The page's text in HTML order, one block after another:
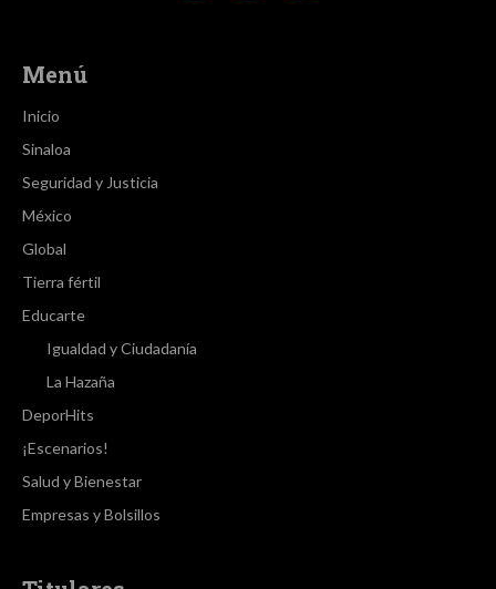
Menú
Inicio
Sinaloa
Seguridad y Justicia
México
Global
Tierra fértil
Educarte
Igualdad y Ciudadanía
La Hazaña
DeporHits
¡Escenarios!
Salud y Bienestar
Empresas y Bolsillos